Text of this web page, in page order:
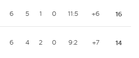
6 5 1 0 11:5 +6 16
6 4 2 0 9:2 +7 14